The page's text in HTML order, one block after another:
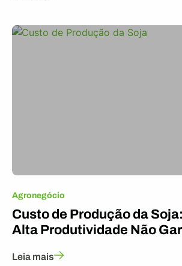
Agronegócio
Custo de Produção da
Alta Produtividade Não
Leia mais